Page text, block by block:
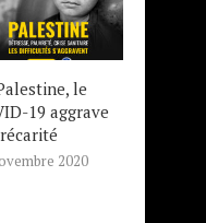
le
19 aggrave
2020